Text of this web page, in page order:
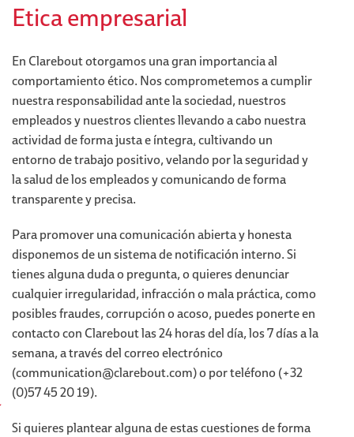
Etica empresarial
En Clarebout otorgamos una gran importancia al
comportamiento ético. Nos comprometemos a cumplir
nuestra responsabilidad ante la sociedad, nuestros
empleados y nuestros clientes llevando a cabo nuestra
actividad de forma justa e íntegra, cultivando un
entorno de trabajo positivo, velando por la seguridad y
la salud de los empleados y comunicando de forma
transparente y precisa.
Para promover una comunicación abierta y honesta
disponemos de un sistema de notificación interno. Si
tienes alguna duda o pregunta, o quieres denunciar
cualquier irregularidad, infracción o mala práctica, como
posibles fraudes, corrupción o acoso, puedes ponerte en
contacto con Clarebout las 24 horas del día, los 7 días a la
semana, a través del correo electrónico
(communication@clarebout.com) o por teléfono (+32
(0)57 45 20 19).
Si quieres plantear alguna de estas cuestiones de forma